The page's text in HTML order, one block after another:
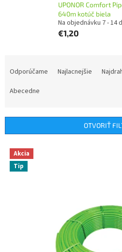
UPONOR Comfort
640m kotúč biela
Na objednávku 7 - 14
€1,20
p
Odporúčame Najlacnejšie
Abecedne
OTVORIŤ
V
p
Akcia
Tip